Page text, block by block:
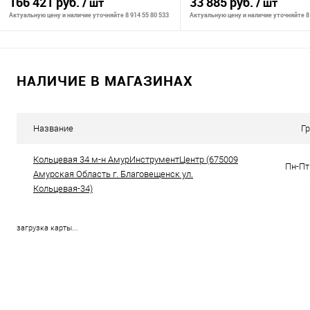
Актуальную цену и наличие уточняйте 8 914 55 80 533
В избранное
Актуальную цену и наличие уточняйте
В
НАЛИЧИЕ В МАГАЗИНАХ
Название
Кольцевая 34 м-н АмурИнструментЦентр (675009
Амурская Область г. Благовещенск ул.
Кольцевая-34)
Пн-Пт
загрузка карты...